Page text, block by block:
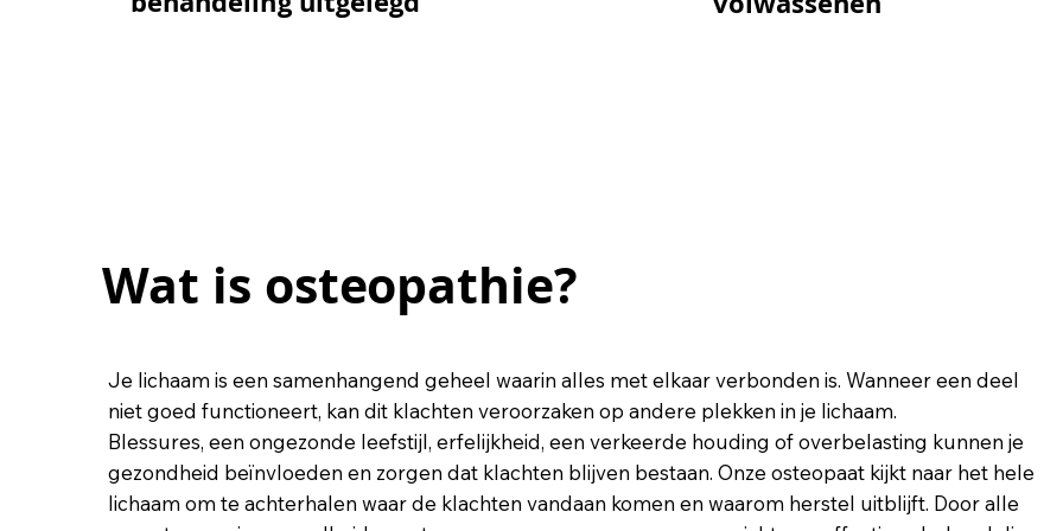
Wat is osteopathie?
Wat is osteopathie?
Je lichaam is een samenhangend geheel waarin alles met elkaar verbonden is. Wanneer een deel
niet goed functioneert, kan dit klachten veroorzaken op andere plekken in je lichaam.
Blessures, een ongezonde leefstijl, erfelijkheid, een verkeerde houding of overbelasting kunnen je
gezondheid beïnvloeden en zorgen dat klachten blijven bestaan. Onze osteopaat kijkt naar het hele
lichaam om te achterhalen waar de klachten vandaan komen en waarom herstel uitblijft. Door alle